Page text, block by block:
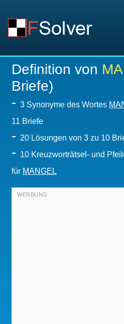
Definition von
Briefe)
- 3 Synonyme des Wortes
11 Briefe
- 20 Lösungen von 3 zu 10
- 10 Kreuzworträtsel- und
für MANGEL